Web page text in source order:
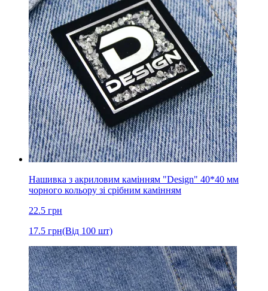
Нашивка з акриловим камінням "Design" 40*40 мм
чорного кольору зі срібним камінням
22.5 грн
17.5 грн(Від 100 шт)